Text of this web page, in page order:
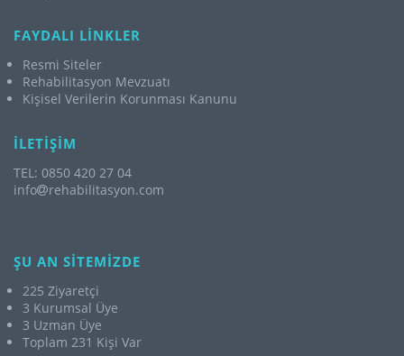
FAYDALI LİNKLER
Resmi Siteler
Rehabilitasyon Mevzuatı
Kişisel Verilerin Korunması Kanunu
İLETİŞİM
TEL: 0850 420 27 04
info
rehabilitasyon.com
ŞU AN SİTEMİZDE
225 Ziyaretçi
3 Kurumsal Üye
3 Uzman Üye
Toplam 231 Kişi Var